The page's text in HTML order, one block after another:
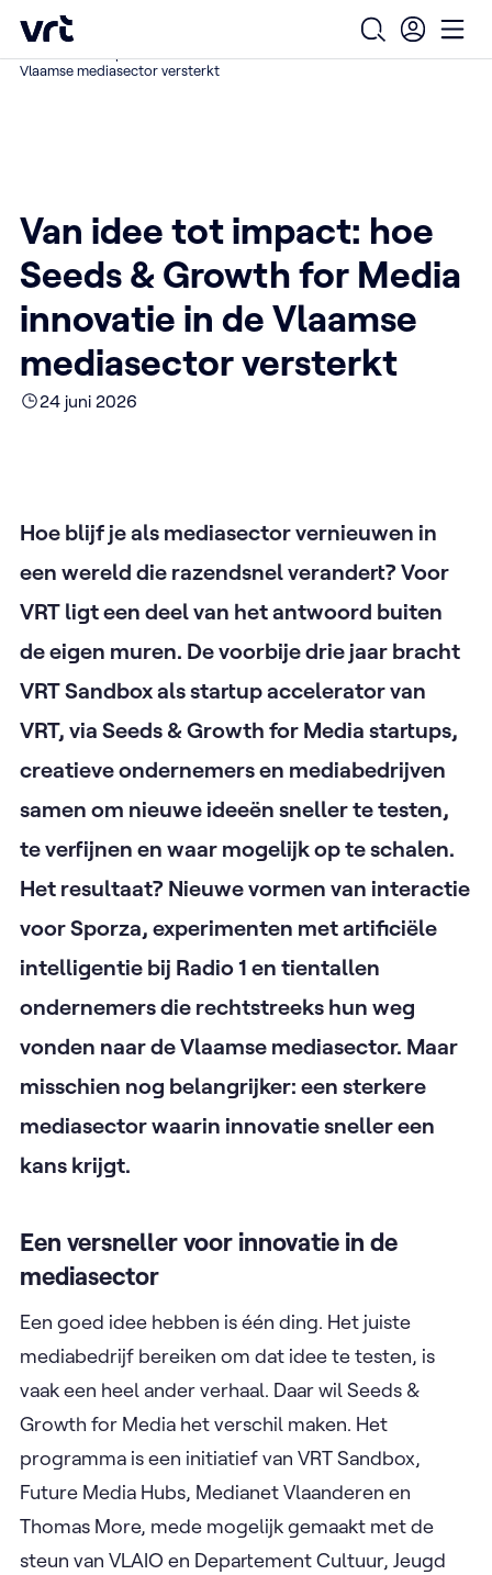
Ga naar de hoofdinhoud
VRT (home)
Open
Home /
Vlaamse mediasector versterkt
Van idee tot impact: hoe
Seeds & Growth for Media
innovatie in de Vlaamse
mediasector versterkt
24 juni 2026
Hoe blijf je als mediasector vernieuwen in
een wereld die razendsnel verandert? Voor
VRT ligt een deel van het antwoord buiten
de eigen muren. De voorbije drie jaar bracht
VRT Sandbox als startup accelerator van
VRT, via Seeds & Growth for Media startups,
creatieve ondernemers en mediabedrijven
samen om nieuwe ideeën sneller te testen,
te verfijnen en waar mogelijk op te schalen.
Het resultaat? Nieuwe vormen van interactie
voor Sporza, experimenten met artificiële
intelligentie bij Radio 1 en tientallen
ondernemers die rechtstreeks hun weg
vonden naar de Vlaamse mediasector. Maar
misschien nog belangrijker: een sterkere
mediasector waarin innovatie sneller een
kans krijgt.
Een versneller voor innovatie in de
mediasector
Een goed idee hebben is één ding. Het juiste
mediabedrijf bereiken om dat idee te testen, is
vaak een heel ander verhaal. Daar wil Seeds &
Growth for Media het verschil maken. Het
programma is een initiatief van VRT Sandbox,
Future Media Hubs, Medianet Vlaanderen en
Thomas More, mede mogelijk gemaakt met de
steun van VLAIO en Departement Cultuur, Jeugd